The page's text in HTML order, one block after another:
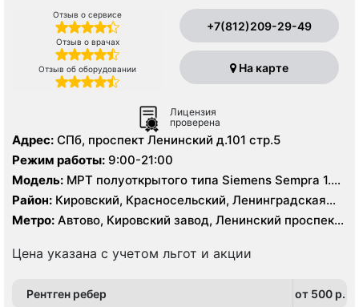
Отзыв о сервисе
Отзыв о врачах
Отзыв об оборудовании
+7(812)209-29-49
На карте
Лицензия
проверена
Адрес: СПб, проспект Ленинский д.101 стр.5
Режим работы: 9:00-21:00
Модель: МРТ полуоткрытого типа Siemens Sempra 1.5
Тесла, КТ GE revolution Maxima 128 срезов,
Район: Кировский, Красносельский, Ленинградская
область, Петродворцовый
Метро: Автово, Кировский завод, Ленинский проспект,
Цена указана с учетом льгот и акции
Рентген ребер от 500 p.